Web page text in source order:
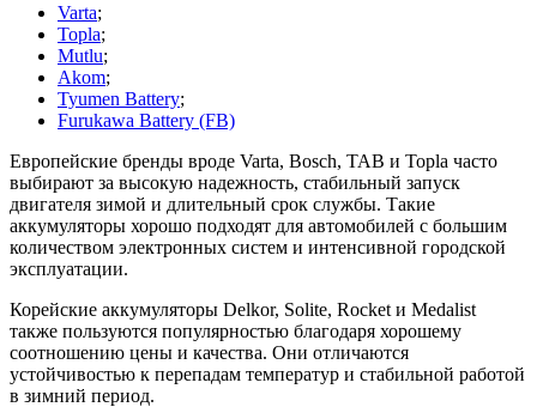
Varta;
Topla;
Mutlu;
Akom;
Tyumen Battery;
Furukawa Battery (FB)
Европейские бренды вроде Varta, Bosch, TAB и Topla часто
выбирают за высокую надежность, стабильный запуск
двигателя зимой и длительный срок службы. Такие
аккумуляторы хорошо подходят для автомобилей с большим
количеством электронных систем и интенсивной городской
эксплуатации.
Корейские аккумуляторы Delkor, Solite, Rocket и Medalist
также пользуются популярностью благодаря хорошему
соотношению цены и качества. Они отличаются
устойчивостью к перепадам температур и стабильной работой
в зимний период.